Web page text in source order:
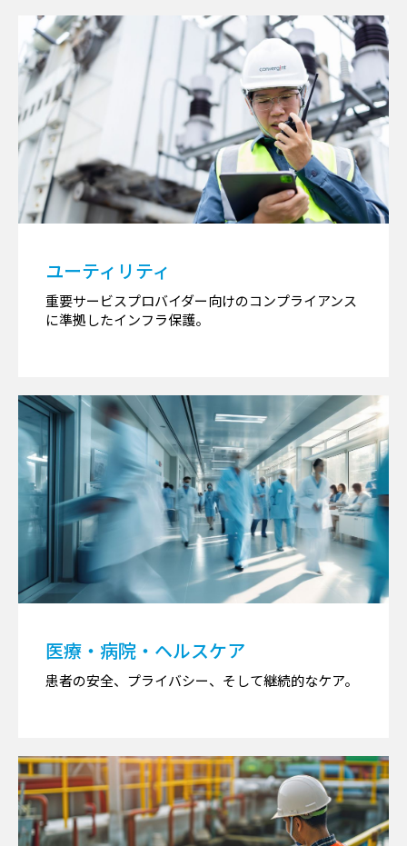
ユーティリティ
重要サービスプロバイダー向けのコンプライアンス
に準拠したインフラ保護。
医療・病院・ヘルスケア
患者の安全、プライバシー、そして継続的なケア。